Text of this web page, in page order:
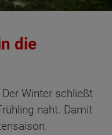
die
Winter schließt
naht. Damit